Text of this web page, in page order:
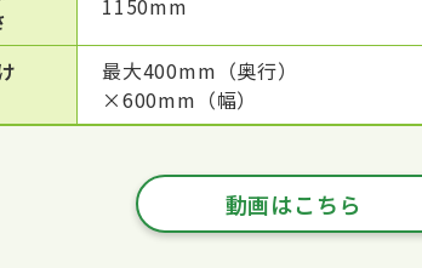
1150mm
最大400mm（奥行）
×600mm（幅）
動画はこちら